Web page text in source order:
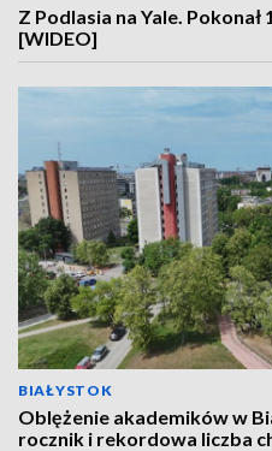
Z Podlasia na Yale.
[WIDEO]
BIAŁYSTOK
Oblężenie akademików w
rocznik i rekordowa liczba